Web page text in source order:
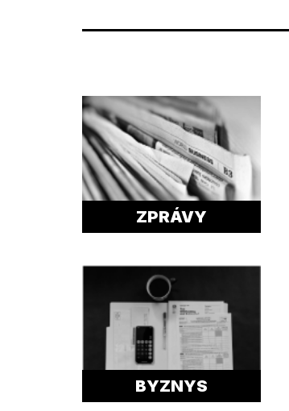
ZPRÁVY
BYZNYS